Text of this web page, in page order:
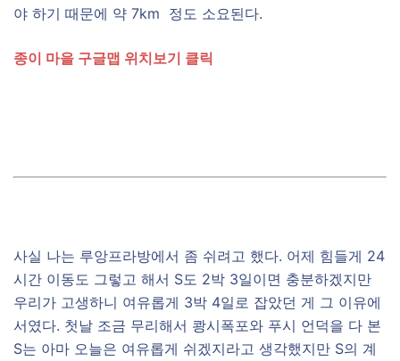
야 하기 때문에 약 7km 정도 소요된다.
종이 마을 구글맵 위치보기 클릭
사실 나는 루앙프라방에서 좀 쉬려고 했다. 어제 힘들게 24
시간 이동도 그렇고 해서 S도 2박 3일이면 충분하겠지만
우리가 고생하니 여유롭게 3박 4일로 잡았던 게 그 이유에
서였다. 첫날 조금 무리해서 쾅시폭포와 푸시 언덕을 다 본
S는 아마 오늘은 여유롭게 쉬겠지라고 생각했지만 S의 계